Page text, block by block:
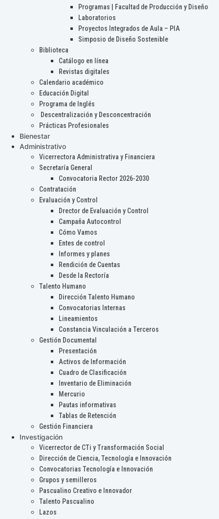
Programas | Facultad de Producción y Diseño
Laboratorios
Proyectos Integrados de Aula – PIA
Simposio de Diseño Sostenible
Biblioteca
Catálogo en línea
Revistas digitales
Calendario académico
Educación Digital
Programa de Inglés
Descentralización y Desconcentración
Prácticas Profesionales
Bienestar
Administrativo
Vicerrectora Administrativa y Financiera
Secretaría General
Convocatoria Rector 2026-2030
Contratación
Evaluación y Control
Drector de Evaluación y Control
Campaña Autocontrol
Cómo Vamos
Entes de control
Informes y planes
Rendición de Cuentas
Desde la Rectoría
Talento Humano
Dirección Talento Humano
Convocatorias Internas
Lineamientos
Constancia Vinculación a Terceros
Gestión Documental
Presentación
Activos de Información
Cuadro de Clasificación
Inventario de Eliminación
Mercurio
Pautas informativas
Tablas de Retención
Gestión Financiera
Investigación
Vicerrector de CTi y Transformación Social
Dirección de Ciencia, Tecnología e Innovación
Convocatorias Tecnología e Innovación
Grupos y semilleros
Pascualino Creativo e Innovador
Talento Pascualino
Lazos